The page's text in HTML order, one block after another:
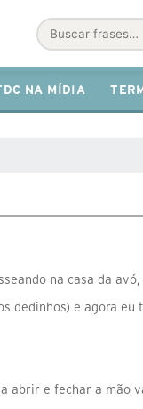
Buscar
NA MÍDIA
na casa da
dedinhos) e agora
abrir e fechar a mão